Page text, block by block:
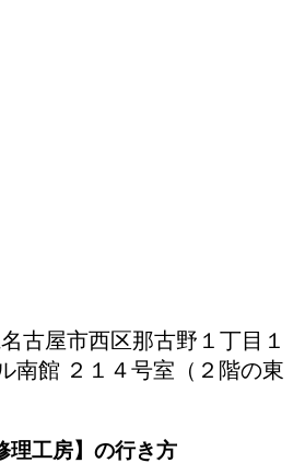
古屋市西区那古野１丁目１
南館 ２１４号室（２階の東
理工房】の行き方